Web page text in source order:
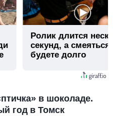
Ролик длится
секунд, а
будете долго
в шоколаде.
год в Томск